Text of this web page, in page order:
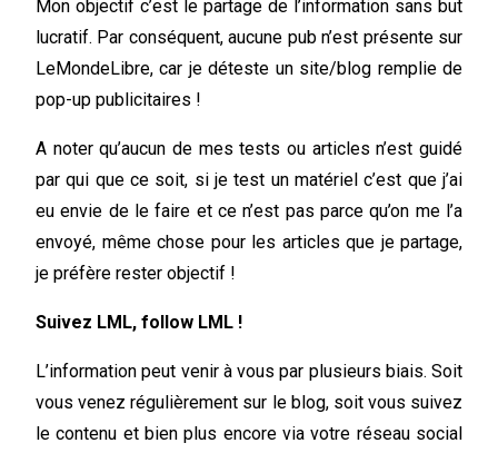
Mon objectif c’est le partage de l’information sans but
lucratif. Par conséquent, aucune pub n’est présente sur
LeMondeLibre, car je déteste un site/blog remplie de
pop-up publicitaires !
A noter qu’aucun de mes tests ou articles n’est guidé
par qui que ce soit, si je test un matériel c’est que j’ai
eu envie de le faire et ce n’est pas parce qu’on me l’a
envoyé, même chose pour les articles que je partage,
je préfère rester objectif !
Suivez LML, follow LML !
L’information peut venir à vous par plusieurs biais. Soit
vous venez régulièrement sur le blog, soit vous suivez
le contenu et bien plus encore via votre réseau social